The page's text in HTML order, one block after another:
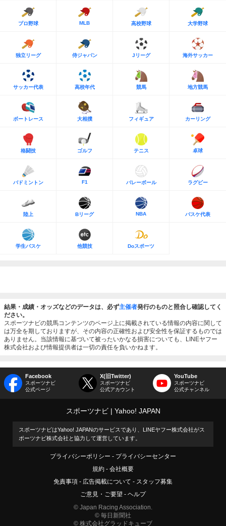
プロ野球 MLB 高校野球 大学野球
独立リーグ 侍ジャパン Jリーグ 海外サッカー
サッカー代表 高校年代 競馬 地方競馬
ボートレース 大相撲 フィギュア カーリング
格闘技 ゴルフ テニス 卓球
バドミントン F1 バレーボール ラグビー
陸上 Bリーグ NBA バスケ代表
学生バスケ 他競技 Doスポーツ
結果・成績・オッズなどのデータは、必ず主催者発行のものと照合し確認してく
ださい。
スポーツナビの競馬コンテンツのページ上に掲載されている情報の内容に関して
は万全を期しておりますが、その内容の正確性および安全性を保証するものでは
ありません。当該情報に基づいて被ったいかなる損害についても、LINEヤフー
株式会社および情報提供者は一切の責任を負いかねます。
Facebook
スポーツナビ
公式ページ
X(旧Twitter)
スポーツナビ
公式アカウント
YouTube
スポーツナビ
公式チャンネル
スポーツナビ Yahoo! JAPAN
スポーツナビはYahoo! JAPANのサービスであり、LINEヤフー株式会社がス
ポーツナビ株式会社と協力して運営しています。
プライバシーポリシー
プライバシーセンター
規約
会社概要
免責事項
広告掲載について
スタッフ募集
ご意見・ご要望
ヘルプ
© Japan Racing Association.
© 毎日新聞社
© 株式会社グラッドキューブ